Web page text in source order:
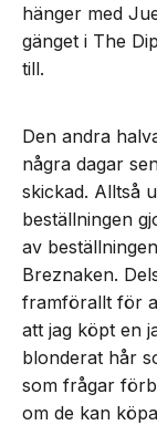
hänger med
gänget i The
till.
Den andra
några dagar
skickad. Alltså
beställningen
av
Breznaken.
framförallt för
att jag köpt en
blonderat hår
som frågar
om de kan